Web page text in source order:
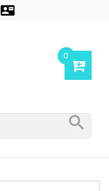

0
